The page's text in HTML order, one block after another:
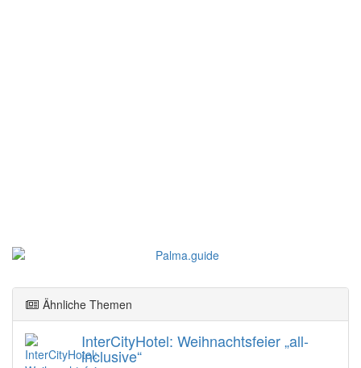
Ähnliche Themen
InterCityHotel: Weihnachtsfeier „all-
inclusive“